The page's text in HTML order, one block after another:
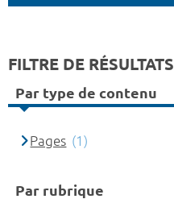
FILTRE DE RÉSULTATS
Par type de contenu
Pages (1)
Par rubrique